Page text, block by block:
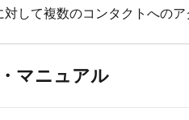
して複数のコンタクトへの
マニュアル